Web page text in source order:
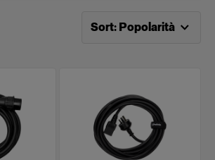
Ordinamento attuale per
Sort: Popolarità